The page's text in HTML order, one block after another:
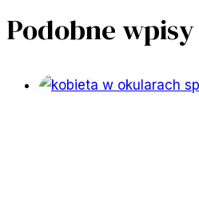
Podobne wpisy